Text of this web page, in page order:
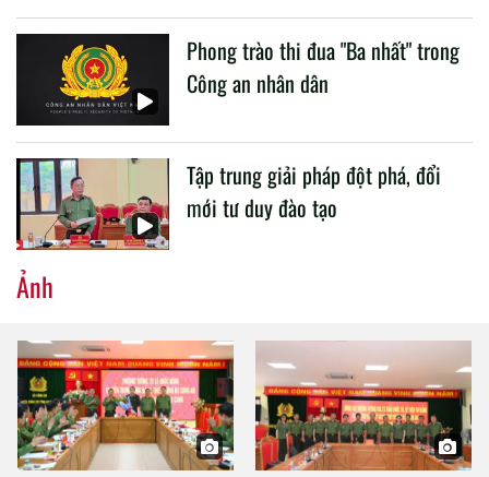
Phong trào thi đua "Ba nhất" trong
Công an nhân dân
Tập trung giải pháp đột phá, đổi
mới tư duy đào tạo
Ảnh